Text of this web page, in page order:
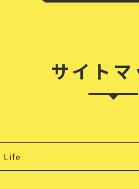
サイトマ
Life